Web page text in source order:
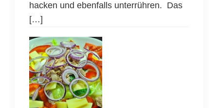
hacken und ebenfalls unterrühren. Das
[…]